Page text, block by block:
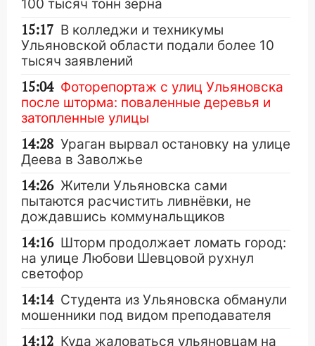
100 тысяч тонн зерна
15:17 В колледжи и техникумы
Ульяновской области подали более 10
тысяч заявлений
15:04 Фоторепортаж с улиц Ульяновска
после шторма: поваленные деревья и
затопленные улицы
14:28 Ураган вырвал остановку на улице
Деева в Заволжье
14:26 Жители Ульяновска сами
пытаются расчистить ливнёвки, не
дождавшись коммунальщиков
14:16 Шторм продолжает ломать город:
на улице Любови Шевцовой рухнул
светофор
14:14 Студента из Ульяновска обманули
мошенники под видом преподавателя
14:12 Куда жаловаться ульяновцам на